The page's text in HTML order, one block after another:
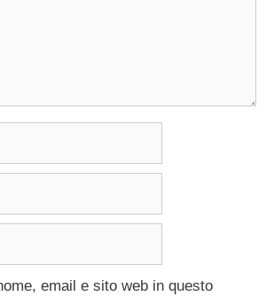
email e sito web in questo